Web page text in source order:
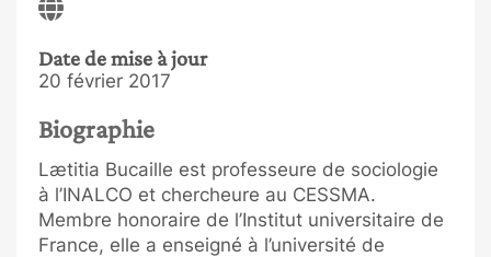
Date de mise à jour
20 février 2017
Biographie
Lætitia Bucaille est professeure de sociologie
à l’INALCO et chercheure au CESSMA.
Membre honoraire de l’Institut universitaire de
France, elle a enseigné à l’université de